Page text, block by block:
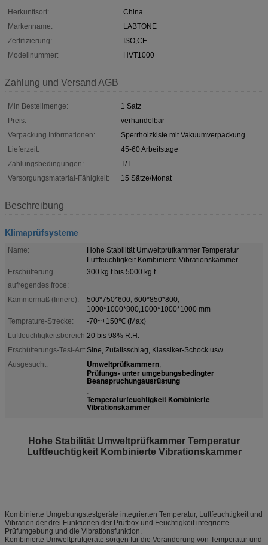
Herkunftsort:
China
Markenname:
LABTONE
Zertifizierung:
ISO,CE
Modellnummer:
HVT1000
Zahlung und Versand AGB
Min Bestellmenge:
1 Satz
Preis:
verhandelbar
Verpackung Informationen:
Sperrholzkiste mit Vakuumverpackung
Lieferzeit:
45-60 Arbeitstage
Zahlungsbedingungen:
T/T
Versorgungsmaterial-Fähigkeit:
15 Sätze/Monat
Beschreibung
Klimaprüfsysteme
Name:
Hohe Stabilität Umweltprüfkammer Temperatur
Luftfeuchtigkeit Kombinierte Vibrationskammer
Erschütterung
aufregendes froce:
300 kg.f bis 5000 kg.f
Kammermaß (Innere):
500*750*600, 600*850*800,
1000*1000*800,1000*1000*1000 mm
Temprature-Strecke:
-70~+150℃ (Max)
Luftfeuchtigkeitsbereich:20 bis 98% R.H.
Erschütterungs-Test-Art: Sine, Zufallsschlag, Klassiker-Schock usw.
Ausgesucht:
Umweltprüfkammern,
Prüfungs- unter umgebungsbedingter
Beanspruchungausrüstung
,
Temperaturfeuchtigkeit Kombinierte
Vibrationskammer
Hohe Stabilität Umweltprüfkammer Temperatur
Luftfeuchtigkeit Kombinierte Vibrationskammer
Kombinierte Umgebungstestgeräte integrierten Temperatur, Luftfeuchtigkeit und
Vibration der drei Funktionen der Prüfbox.und Feuchtigkeit integrierte
Prüfumgebung und die Vibrationsfunktion.
Kombinierte Umweltprüfgeräte sorgen für die Veränderung von Temperatur und